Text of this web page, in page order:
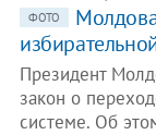
ФОТО
Президент
закон о
системе. Об